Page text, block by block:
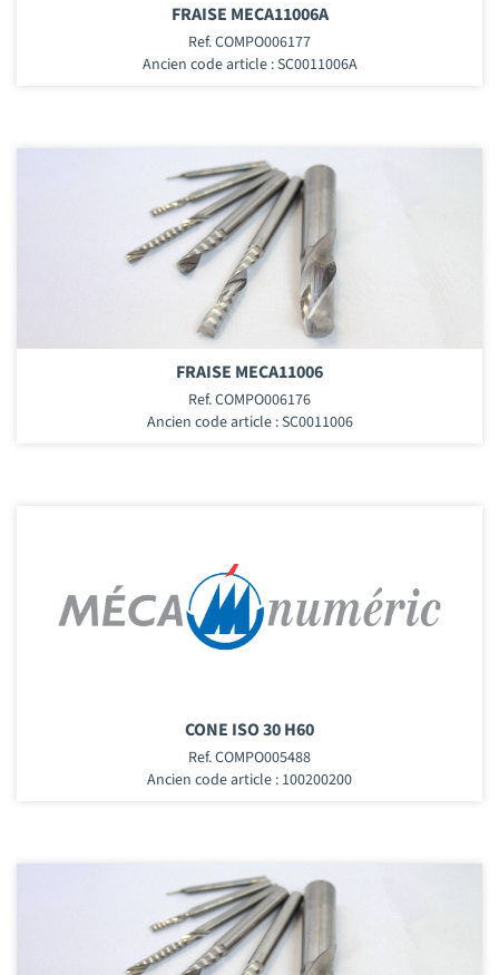
FRAISE MECA11006A
Ref. COMPO006177
Ancien code article : SC0011006A
FRAISE MECA11006
Ref. COMPO006176
Ancien code article : SC0011006
CONE ISO 30 H60
Ref. COMPO005488
Ancien code article : 100200200